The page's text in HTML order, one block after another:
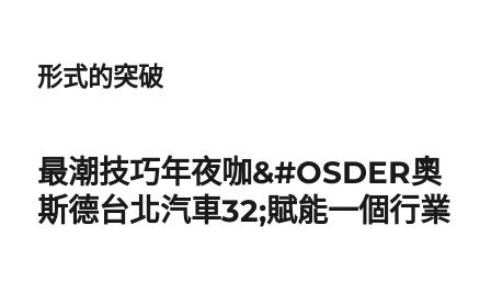
形式的突破
最潮技巧年夜咖&#OSDER奧
斯德台北汽車32;賦能一個行業